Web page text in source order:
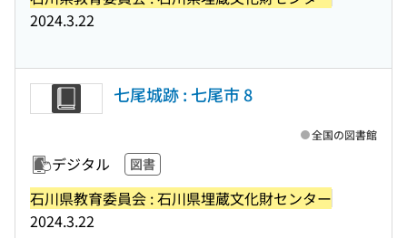
2024.3.22
七尾城跡 : 七尾市 8
デジタル 図書
石川県教育委員会 : 石川県埋蔵文化財センター
2024.3.22
全国の図書館